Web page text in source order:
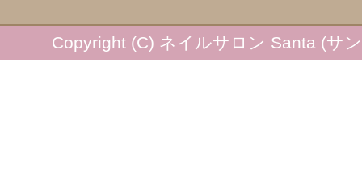
Copyright (C) ネイルサロン Santa (サ